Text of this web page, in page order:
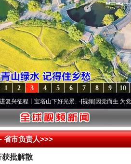
10
9
8
7
6
5
4
3
2
1
程丨宝塔山下好光景..·[视频]因党而生 为党而战
-省市负责人>>>
获批解散